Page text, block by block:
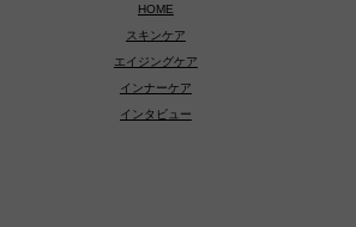
HOME
スキンケア
エイジングケア
インナーケア
インタビュー